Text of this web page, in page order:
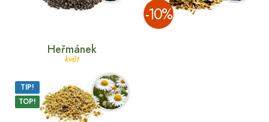
­-10%
Heřmánek
květ
TIP!
TOP!